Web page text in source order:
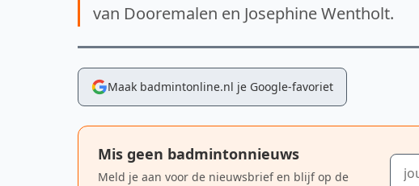
van Dooremalen en Josephine Wentholt.
Maak badmintonline.nl je Google-favoriet
Mis geen badmintonnieuws
Meld je aan voor de nieuwsbrief en blijf op de
E-